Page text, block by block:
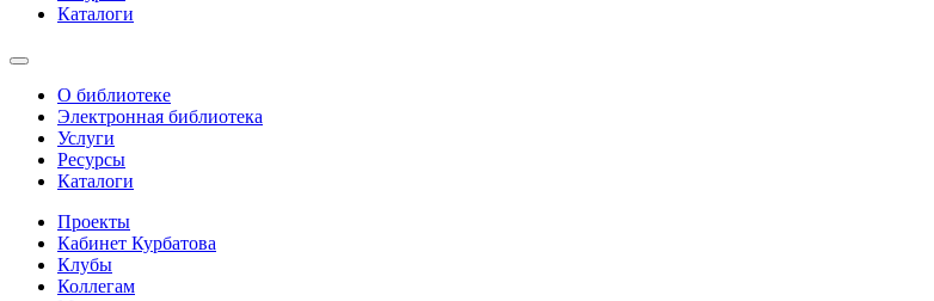
Каталоги
О библиотеке
Электронная библиотека
Услуги
Ресурсы
Каталоги
Проекты
Кабинет Курбатова
Клубы
Коллегам